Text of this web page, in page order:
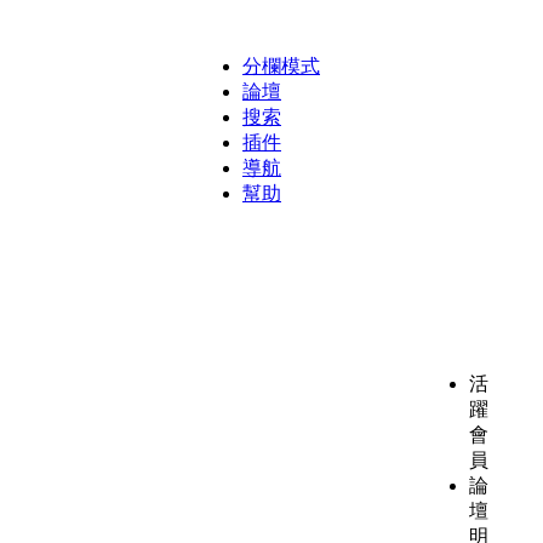
分欄模式
論壇
搜索
插件
導航
幫助
活
躍
會
員
論
壇
明